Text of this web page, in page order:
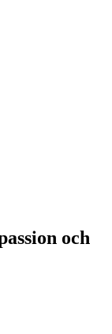
och